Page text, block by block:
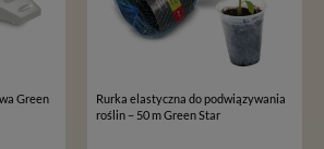
Green
Rurka elastyczna do podwiązywania
roślin – 50 m Green Star